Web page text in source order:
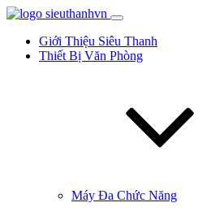
Giới Thiệu Siêu Thanh
Thiết Bị Văn Phòng
Máy Đa Chức Năng